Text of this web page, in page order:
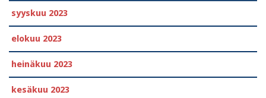
syyskuu 2023
elokuu 2023
heinäkuu 2023
kesäkuu 2023